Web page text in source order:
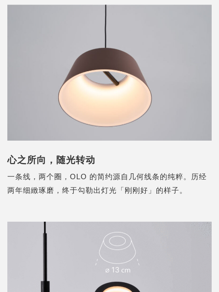
心之所向，随光转动
一条线，两个圈，OLO 的简约源自几何线条的纯粹。历经
两年细緻琢磨，终于勾勒出灯光「刚刚好」的样子。